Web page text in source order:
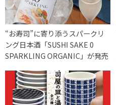
“お寿司”に寄り添うスパークリ
ング日本酒「SUSHI SAKE 0
SPARKLING ORGANIC」が発売